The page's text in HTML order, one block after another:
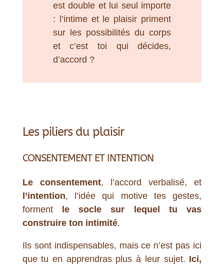
est double et lui seul importe
: l’intime et le plaisir priment
sur les possibilités du corps
et c’est toi qui décides,
d’accord ?
Les piliers du plaisir
CONSENTEMENT ET INTENTION
Le consentement, l’accord verbalisé, et
l’intention, l’idée qui motive tes gestes,
forment
le socle sur lequel tu vas
construire ton intimité.
Ils sont indispensables, mais ce n’est pas ici
que tu en apprendras plus à leur sujet. Ici,